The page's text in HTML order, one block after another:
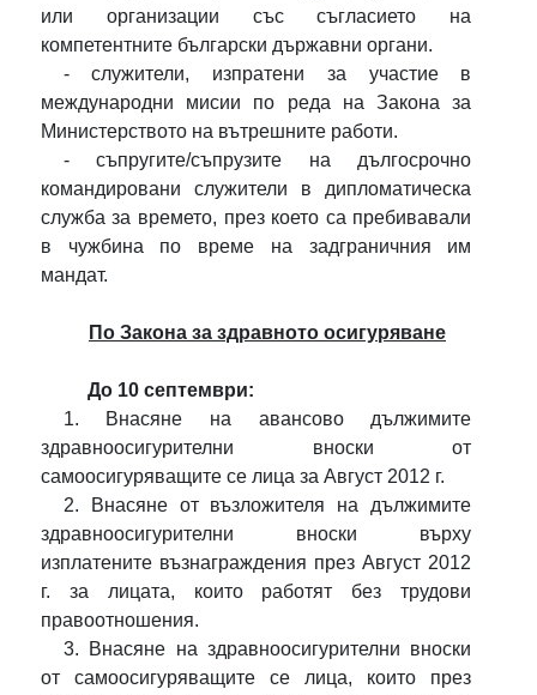
или организации със съгласието на
компетентните български държавни органи.
- служители, изпратени за участие в
международни мисии по реда наЗакона за
Министерството на вътрешните работи.
-съпругите/съпрузите на дългосрочно
командировани служители в дипломатическа
служба за времето, през което са пребивавали
в чужбина по време на задграничния им
мандат.
По Закона за здравното осигуряване
До 10 септември:
1. Внасяне на авансово дължимите
здравноосигурителни вноски от
самоосигуряващите се лица за Август 2012 г.
2. Внасяне от възложителя на дължимите
здравноосигурителни вноски върху
изплатените възнаграждения през Август 2012
г. за лицата, които работят без трудови
правоотношения.
3. Внасяне на здравноосигурителни вноски
от самоосигуряващите се лица, които през